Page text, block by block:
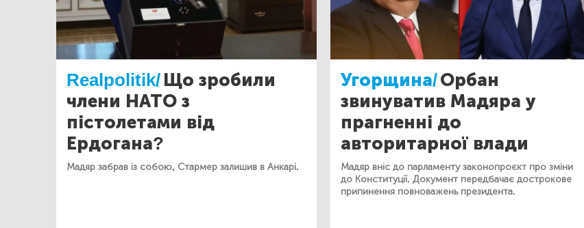
Realpolitik/Що зробили
члени НАТО з
пістолетами від
Ердогана?
Мадяр забрав із собою, Стармер залишив в Анкарі.
Угорщина/Орбан
звинуватив Мадяра у
прагненні до
авторитарної влади
Мадяр вніс до парламенту законопроєкт про зміни
до Конституції. Документ передбачає дострокове
припинення повноважень президента.